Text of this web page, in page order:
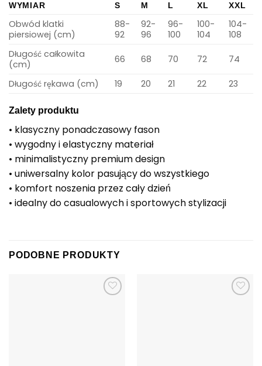
WYMIAR S M L XL XXL
Obwód klatki
piersiowej (cm)
88-
92
92-
96
96-
100
100-
104
104-
108
Długość całkowita
(cm)
66 68 70 72 74
Długość rękawa (cm) 19 20 21 22 23
Zalety produktu
• klasyczny ponadczasowy fason
• wygodny i elastyczny materiał
• minimalistyczny premium design
• uniwersalny kolor pasujący do wszystkiego
• komfort noszenia przez cały dzień
• idealny do casualowych i sportowych stylizacji
PODOBNE PRODUKTY